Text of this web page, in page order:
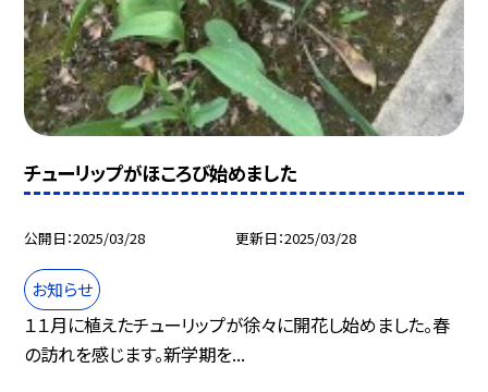
チューリップがほころび始めました
公開日 2025/03/28 更新日 2025/03/28
お知らせ
１１月に植えたチューリップが徐々に開花し始めました。春
の訪れを感じます。新学期を...